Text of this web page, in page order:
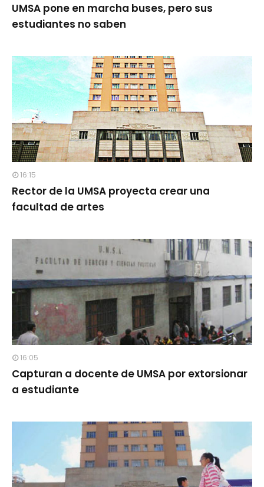
UMSA pone en marcha buses, pero sus
estudiantes no saben
16:15
Rector de la UMSA proyecta crear una
facultad de artes
16:05
Capturan a docente de UMSA por extorsionar
a estudiante